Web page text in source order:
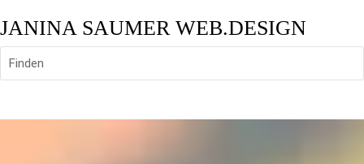
JANINA SAUMER WEB.DESIGN
Finden